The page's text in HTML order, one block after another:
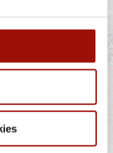
(türkische
Wumbo(38cm)